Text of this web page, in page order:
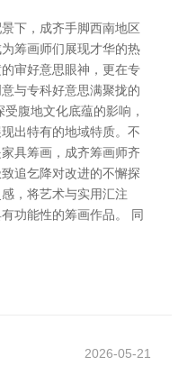
下，成齐手脚西南地区
筹画师们展现才华的热
审好意思眼神，更在专
与专科好意思满聚拢的
腹地文化底蕴的影响，
出特有的地域特质。不
具筹画，成齐筹画师齐
追乞降对改进的不懈探
，将艺术与实用汇注
功能性的筹画作品。 同
2026-05-21